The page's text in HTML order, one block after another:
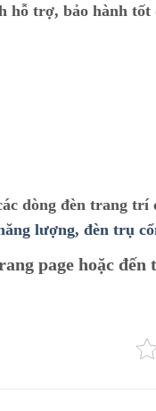
hỗ trợ, bảo hành
dòng đèn trang
lượng, đèn trụ
page hoặc đến